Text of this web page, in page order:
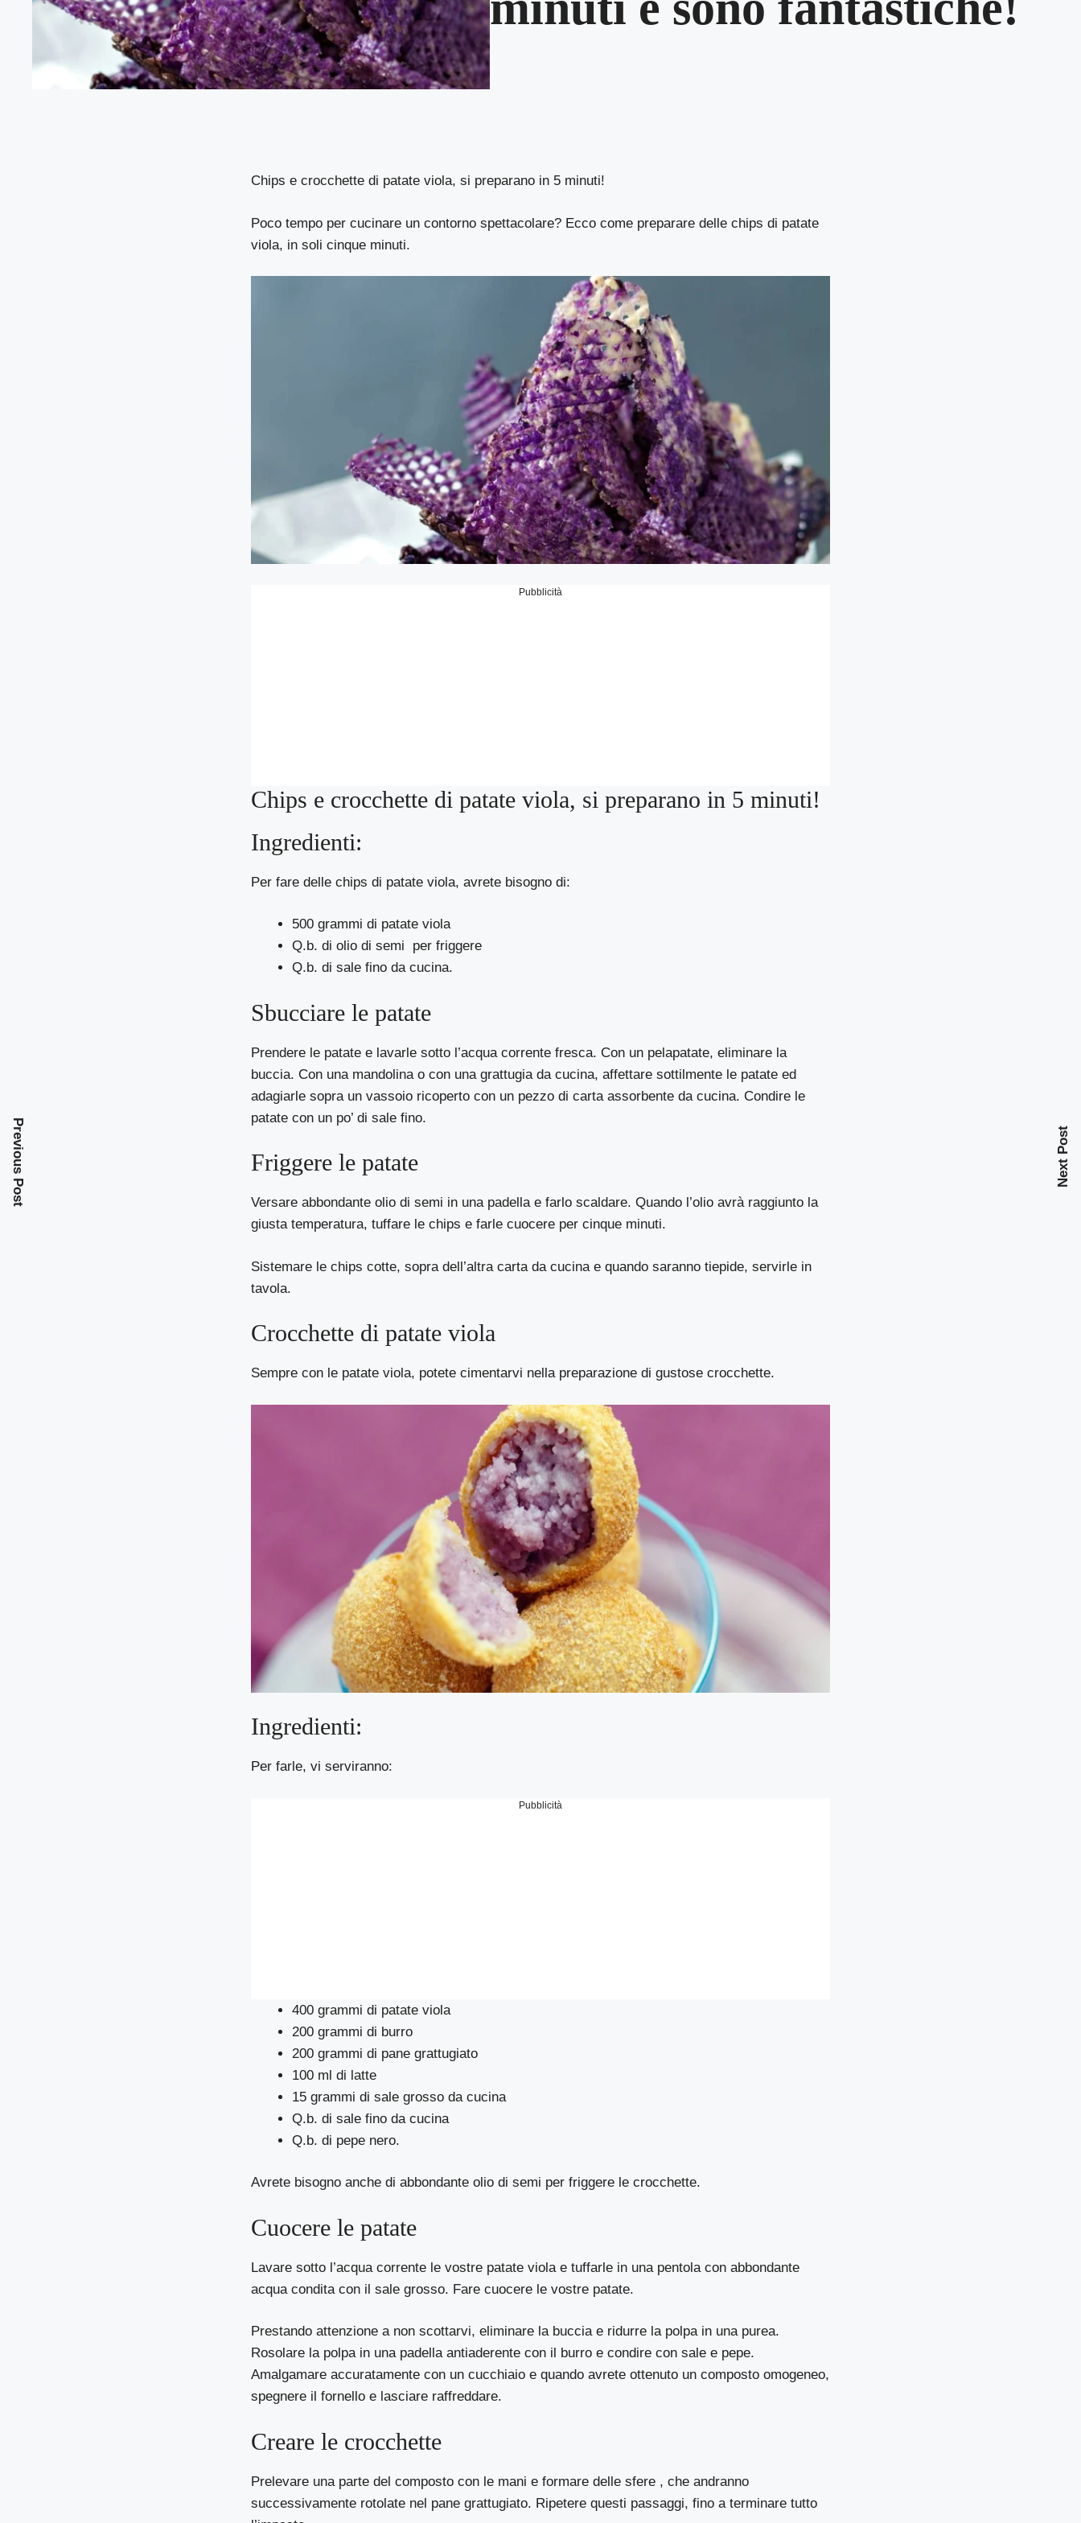
Chips e crocchette di patate viola, si preparano in 5 minuti!
Poco tempo per cucinare un contorno spettacolare? Ecco come preparare delle chips di patate
viola, in soli cinque minuti.
Pubblicità
Chips e crocchette di patate viola, si preparano in 5 minuti!
Ingredienti:
Per fare delle chips di patate viola, avrete bisogno di:
500 grammi di patate viola
Q.b. di olio di semi per friggere
Q.b. di sale fino da cucina.
Sbucciare le patate
Prendere le patate e lavarle sotto l’acqua corrente fresca. Con un pelapatate, eliminare la
buccia. Con una mandolina o con una grattugia da cucina, affettare sottilmente le patate ed
adagiarle sopra un vassoio ricoperto con un pezzo di carta assorbente da cucina. Condire le
patate con un po’ di sale fino.
Friggere le patate
Versare abbondante olio di semi in una padella e farlo scaldare. Quando l’olio avrà raggiunto la
giusta temperatura, tuffare le chips e farle cuocere per cinque minuti.
Sistemare le chips cotte, sopra dell’altra carta da cucina e quando saranno tiepide, servirle in
tavola.
Crocchette di patate viola
Sempre con le patate viola, potete cimentarvi nella preparazione di gustose crocchette.
Ingredienti:
Per farle, vi serviranno:
Pubblicità
400 grammi di patate viola
200 grammi di burro
200 grammi di pane grattugiato
100 ml di latte
15 grammi di sale grosso da cucina
Q.b. di sale fino da cucina
Q.b. di pepe nero.
Avrete bisogno anche di abbondante olio di semi per friggere le crocchette.
Cuocere le patate
Lavare sotto l’acqua corrente le vostre patate viola e tuffarle in una pentola con abbondante
acqua condita con il sale grosso. Fare cuocere le vostre patate.
Prestando attenzione a non scottarvi, eliminare la buccia e ridurre la polpa in una purea.
Rosolare la polpa in una padella antiaderente con il burro e condire con sale e pepe.
Amalgamare accuratamente con un cucchiaio e quando avrete ottenuto un composto omogeneo,
spegnere il fornello e lasciare raffreddare.
Creare le crocchette
Prelevare una parte del composto con le mani e formare delle sfere , che andranno
successivamente rotolate nel pane grattugiato. Ripetere questi passaggi, fino a terminare tutto
Previous Post Next Post